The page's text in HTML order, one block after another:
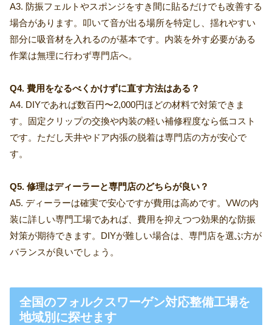
A3. 防振フェルトやスポンジをすき間に貼るだけでも改善する
場合があります。叩いて音が出る場所を特定し、揺れやすい
部分に吸音材を入れるのが基本です。内装を外す必要がある
作業は無理に行わず専門店へ。
Q4. 費用をなるべくかけずに直す方法はある？
A4. DIYであれば数百円〜2,000円ほどの材料で対策できま
す。固定クリップの交換や内装の軽い補修程度なら低コスト
です。ただし天井やドア内張の脱着は専門店の方が安心で
す。
Q5. 修理はディーラーと専門店のどちらが良い？
A5. ディーラーは確実で安心ですが費用は高めです。VWの内
装に詳しい専門工場であれば、費用を抑えつつ効果的な防振
対策が期待できます。DIYが難しい場合は、専門店を選ぶ方が
バランスが良いでしょう。
全国のフォルクスワーゲン対応整備工場を
地域別に探せます